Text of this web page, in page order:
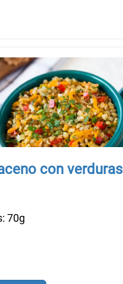
con verduras
70g